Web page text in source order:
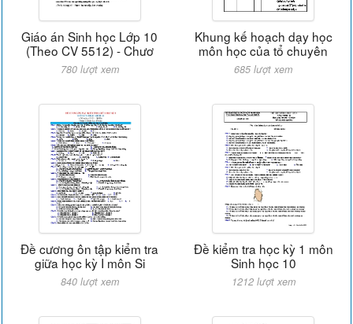
Giáo án Sinh học Lớp 10
(Theo CV 5512) - Chươ
780 lượt xem
Khung kế hoạch dạy học
môn học của tổ chuyên
685 lượt xem
Đề cương ôn tập kiểm tra
giữa học kỳ I môn Si
840 lượt xem
Đề kiểm tra học kỳ 1 môn
Sinh học 10
1212 lượt xem